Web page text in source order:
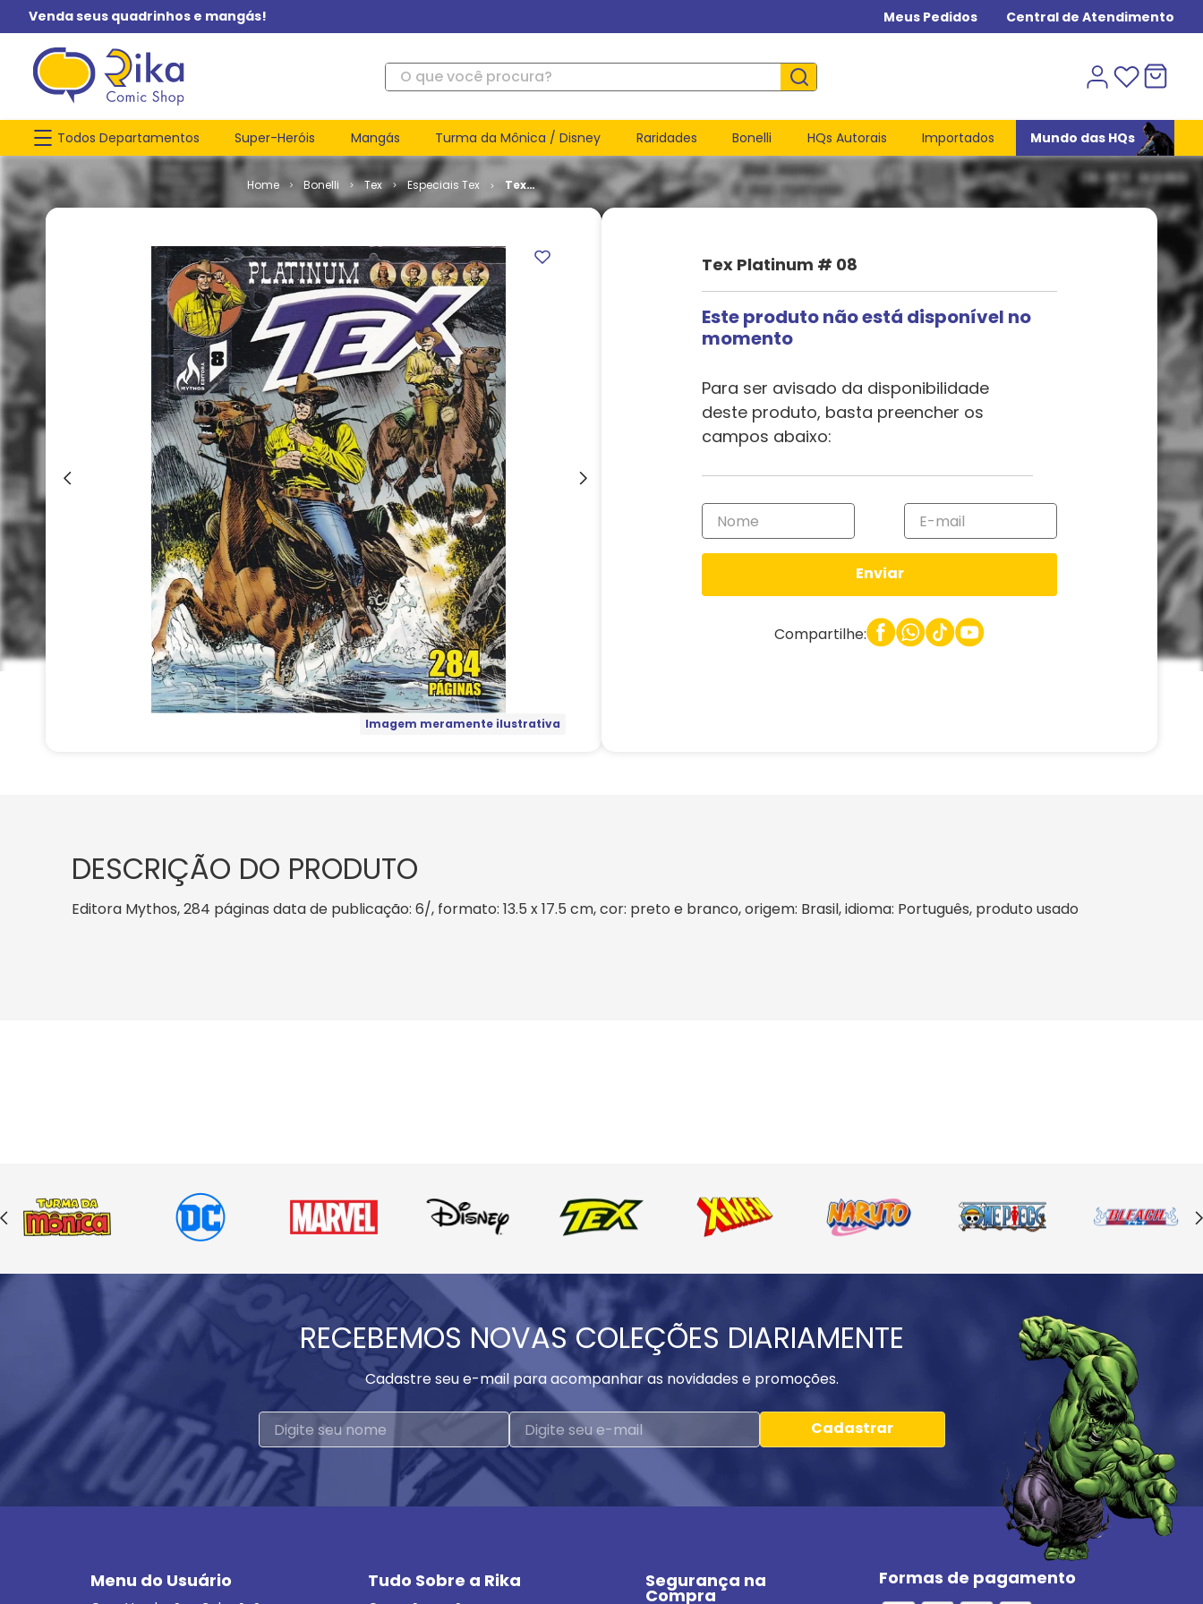
Venda seus quadrinhos e mangás! Meus Pedidos Central de Atendimento
O que você procura?
Todos Departamentos Super-Heróis Mangás Turma da Mônica / Disney Raridades Bonelli HQs Autorais Importados Mundo das HQs
Bonelli Tex Especiais Tex
Tex
Platinum
Imagem meramente ilustrativa
Tex Platinum # 08
Este produto não está disponível no
momento
Para ser avisado da disponibilidade
deste produto, basta preencher os
campos abaixo:
Enviar
Compartilhe:
DESCRIÇÃO DO PRODUTO
Editora Mythos, 284 páginas data de publicação: 6/, formato: 13.5 x 17.5 cm, cor: preto e branco, origem: Brasil, idioma: Português, produto usado
RECEBEMOS NOVAS COLEÇÕES DIARIAMENTE
Cadastre seu e-mail para acompanhar as novidades e promoções.
Cadastrar
Menu do Usuário Tudo Sobre a Rika Segurança na
Compra
Formas de pagamento